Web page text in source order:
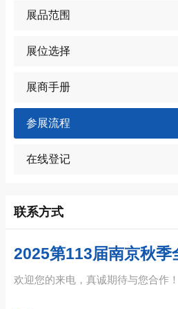
展品范围
展位选择
展商手册
参展流程
在线登记
联系方式
2025第113届南京秋季
欢迎您的来电， 真诚期待与您合作！